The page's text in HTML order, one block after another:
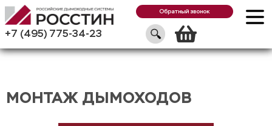
+7 (495) 775-34-23
Обратный звонок
МОНТАЖ ДЫМОХОДОВ